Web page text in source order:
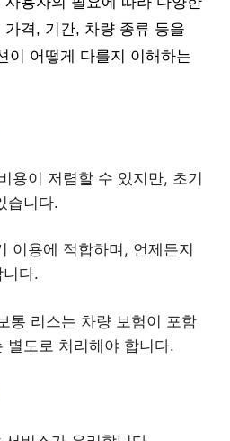
격, 기간, 차량 종류 등을
이 어떻게 다를지 이해하는
용이 저렴할 수 있지만, 초기
습니다.
이용에 적합하며, 언제든지
다.
통 리스는 차량 보험이 포함
별도로 처리해야 합니다.